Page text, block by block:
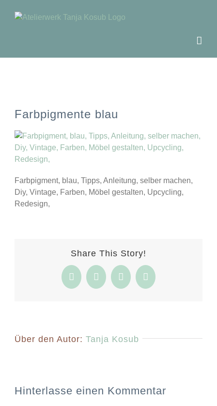
Inhalt
Farbpigmente blau
Farbpigment, blau, Tipps, Anleitung, selber machen,
Diy, Vintage, Farben, Möbel gestalten, Upcycling,
Redesign,
Share This Story!
FacebookTwitterPinterest
E-
Mail
Über den Autor: Tanja Kosub
Hinterlasse einen Kommentar